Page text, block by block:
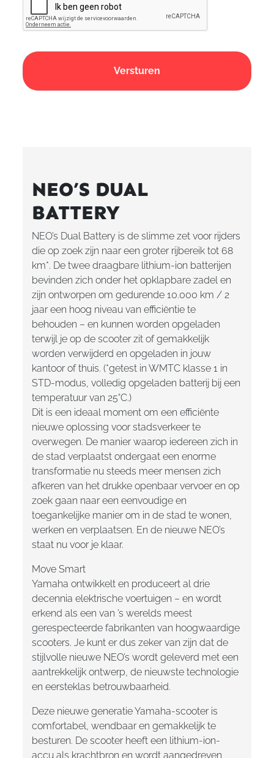
NEO’S DUAL
BATTERY
NEO’s Dual Battery is de slimme zet voor rijders
die op zoek zijn naar een groter rijbereik tot 68
km*. De twee draagbare lithium-ion batterijen
bevinden zich onder het opklapbare zadel en
zijn ontworpen om gedurende 10.000 km / 2
jaar een hoog niveau van efficiëntie te
behouden – en kunnen worden opgeladen
terwijl je op de scooter zit of gemakkelijk
worden verwijderd en opgeladen in jouw
kantoor of thuis. (*getest in WMTC klasse 1 in
STD-modus, volledig opgeladen batterij bij een
temperatuur van 25°C.)
Dit is een ideaal moment om een efficiënte
nieuwe oplossing voor stadsverkeer te
overwegen. De manier waarop iedereen zich in
de stad verplaatst ondergaat een enorme
transformatie nu steeds meer mensen zich
afkeren van het drukke openbaar vervoer en op
zoek gaan naar een eenvoudige en
toegankelijke manier om in de stad te wonen,
werken en verplaatsen. En de nieuwe NEO’s
staat nu voor je klaar.
Move Smart
Yamaha ontwikkelt en produceert al drie
decennia elektrische voertuigen – en wordt
erkend als een van ’s werelds meest
gerespecteerde fabrikanten van hoogwaardige
scooters. Je kunt er dus zeker van zijn dat de
stijlvolle nieuwe NEO’s wordt geleverd met een
aantrekkelijk ontwerp, de nieuwste technologie
en eersteklas betrouwbaarheid.
Deze nieuwe generatie Yamaha-scooter is
comfortabel, wendbaar en gemakkelijk te
besturen. De scooter heeft een lithium-ion-
accu als krachtbron en wordt aangedreven